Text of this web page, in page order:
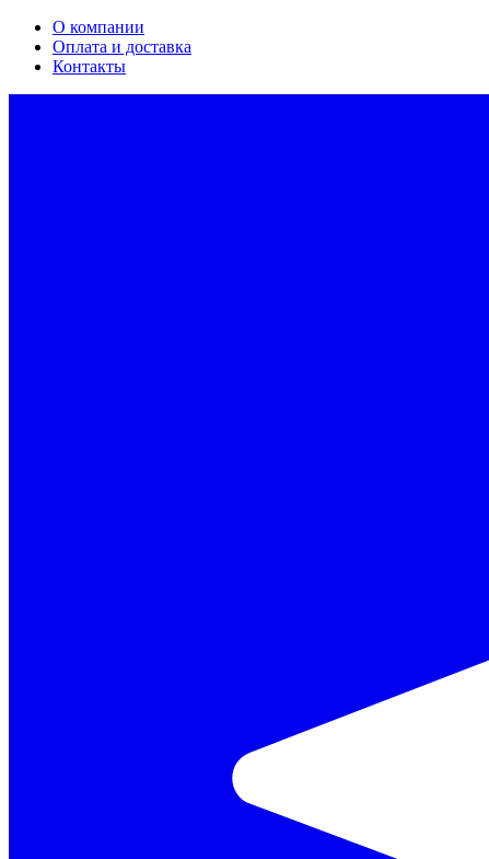
О компании
Оплата и доставка
Контакты